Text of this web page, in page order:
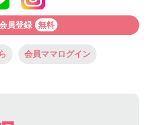
員登録 無料
会員ママログイン